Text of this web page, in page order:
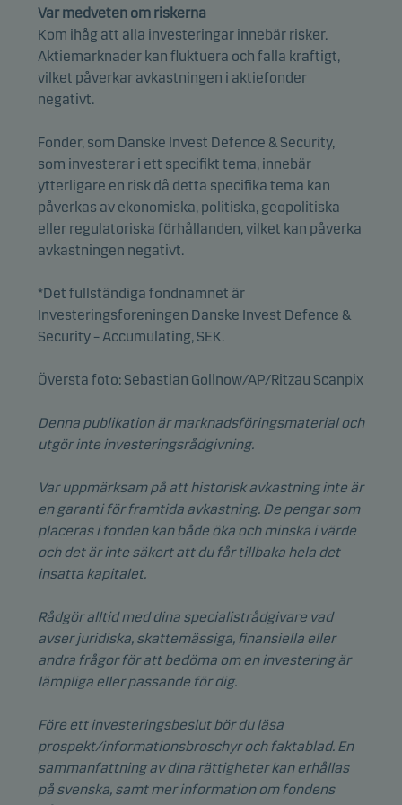
Var medveten om riskerna
Kom ihåg att alla investeringar innebär risker.
Aktiemarknader kan fluktuera och falla kraftigt,
vilket påverkar avkastningen i aktiefonder
negativt.
Fonder, som Danske Invest Defence & Security,
som investerar i ett specifikt tema, innebär
ytterligare en risk då detta specifika tema kan
påverkas av ekonomiska, politiska, geopolitiska
eller regulatoriska förhållanden, vilket kan påverka
avkastningen negativt.
*Det fullständiga fondnamnet är
Investeringsforeningen Danske Invest Defence &
Security – Accumulating, SEK.
Översta foto: Sebastian Gollnow/AP/Ritzau Scanpix
Denna publikation är marknadsföringsmaterial och
utgör inte investeringsrådgivning.
Var uppmärksam på att historisk avkastning inte är
en garanti för framtida avkastning. De pengar som
placeras i fonden kan både öka och minska i värde
och det är inte säkert att du får tillbaka hela det
insatta kapitalet.
Rådgör alltid med dina specialistrådgivare vad
avser juridiska, skattemässiga, finansiella eller
andra frågor för att bedöma om en investering är
lämpliga eller passande för dig.
Före ett investeringsbeslut bör du läsa
prospekt/informationsbroschyr och faktablad. En
sammanfattning av dina rättigheter kan erhållas
på svenska, samt mer information om fondens
webbplatsens effektivitet.
Marknadsföringscookies
Marknadsföringscookies gör det möjligt för oss att
beteende så att vi kan tillhandahålla dig relevant
innehåll.